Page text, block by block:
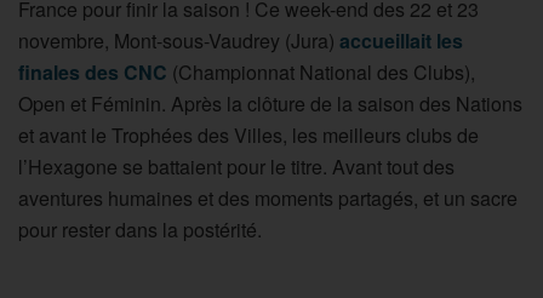
France pour finir la saison ! Ce week-end des 22 et 23
novembre, Mont-sous-Vaudrey (Jura) accueillait les
finales des CNC (Championnat National des Clubs),
Open et Féminin. Après la clôture de la saison des Nations
et avant le Trophées des Villes, les meilleurs clubs de
l’Hexagone se battaient pour le titre. Avant tout des
aventures humaines et des moments partagés, et un sacre
pour rester dans la postérité.